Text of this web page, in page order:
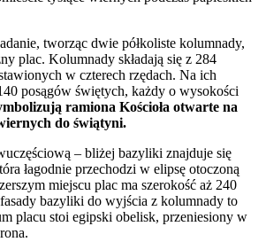
tworząc dwie półkoliste kolumnady,
plac. Kolumnady składają się z 284
w czterech rzędach. Na ich
posągów świętych, każdy o wysokości
ramiona Kościoła otwarte na
do świątyni.
– bliżej bazyliki znajduje się
łagodnie przechodzi w elipsę otoczoną
miejscu plac ma szerokość aż 240
bazyliki do wyjścia z kolumnady to
placu stoi egipski obelisk, przeniesiony w